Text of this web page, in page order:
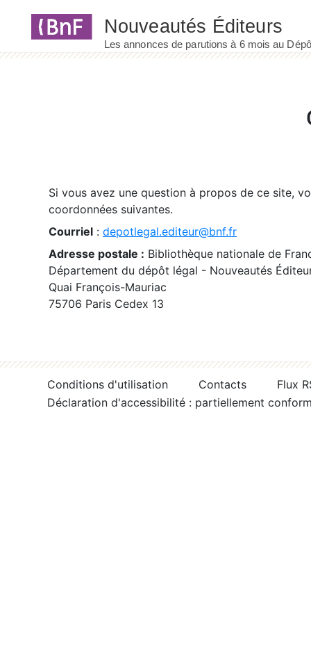
Si vous avez une question à propos de ce site,
coordonnées suivantes.
Courriel : depotlegal.editeur@bnf.fr
Adresse postale : Bibliothèque nationale de
Département du dépôt légal - Nouveautés
Quai François-Mauriac
75706 Paris Cedex 13
Conditions d'utilisation Contacts
Flux
Déclaration d'accessibilité : partiellement